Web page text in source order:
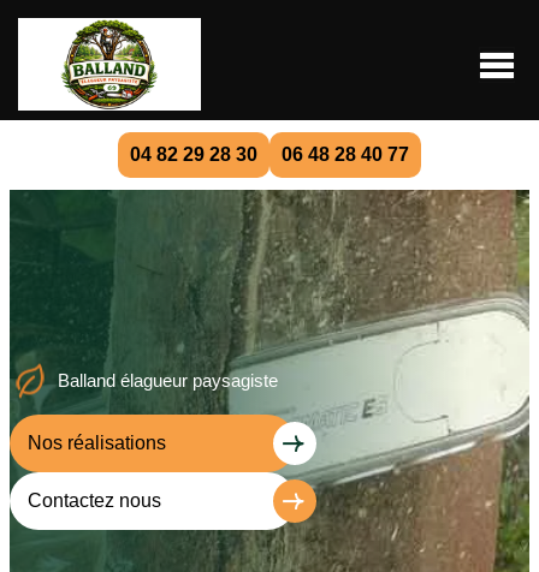
04 82 29 28 30 06 48 28 40 77
Balland élagueur paysagiste
Nos réalisations
Contactez nous